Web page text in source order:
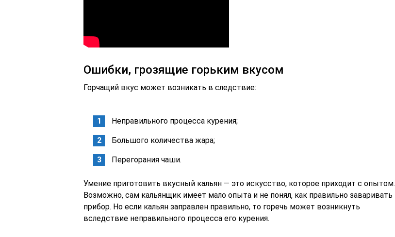
Ошибки, грозящие горьким вкусом
Горчащий вкус может возникать в следствие:
Неправильного процесса курения;
Большого количества жара;
Перегорания чаши.
Умение приготовить вкусный кальян — это искусство, которое приходит с опытом.
Возможно, сам кальянщик имеет мало опыта и не понял, как правильно заваривать
прибор. Но если кальян заправлен правильно, то горечь может возникнуть
вследствие неправильного процесса его курения.